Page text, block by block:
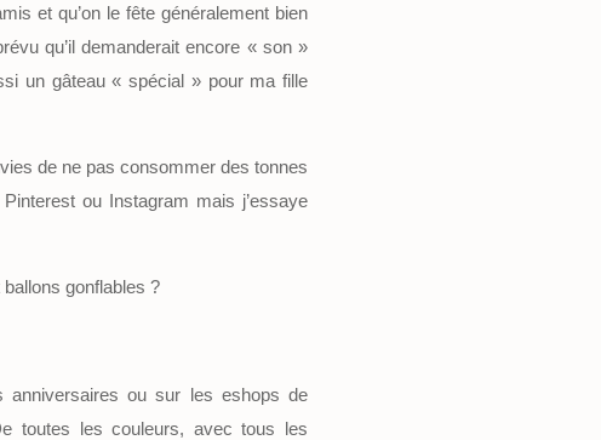
et qu’on le fête généralement bien
qu’il demanderait encore « son »
un gâteau « spécial » pour ma fille
de ne pas consommer des tonnes
ou Instagram mais j’essaye
gonflables ?
anniversaires ou sur les eshops de
toutes les couleurs, avec tous les